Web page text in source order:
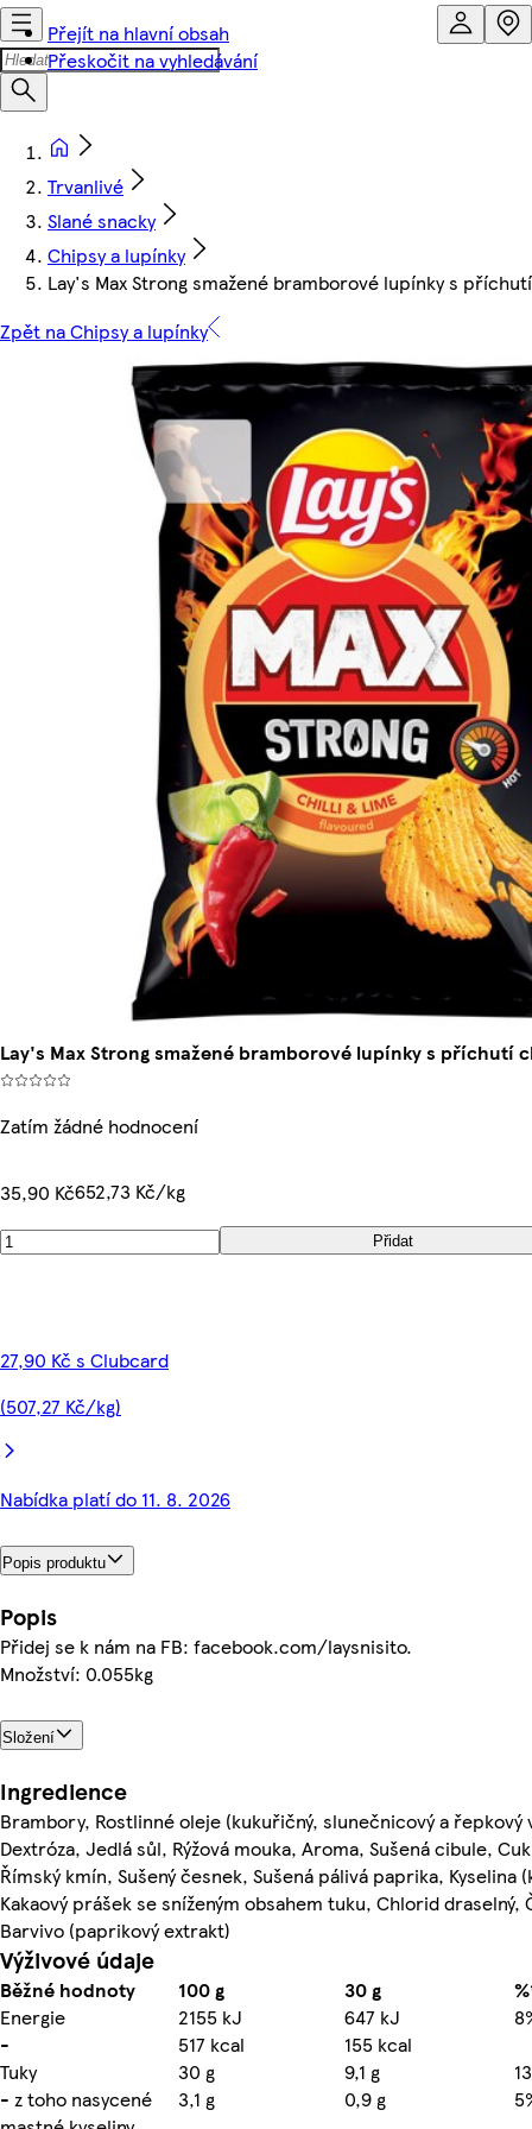
Přejít na hlavní obsah
Přeskočit na vyhledávání
Trvanlivé
Slané snacky
Chipsy a lupínky
Lay's Max Strong smažené bramborové lupínky s
Zpět na Chipsy a lupínky
Lay's Max Strong smažené bramborové lupínky s příchutí
Zatím žádné hodnocení
35,90 Kč652,73 Kč/kg
Přidat
27,90 Kč s Clubcard
(507,27 Kč/kg)
Nabídka platí do 11. 8. 2026
Popis produktu
Popis
Přidej se k nám na FB: facebook.com/laysnisito.
Množství: 0.055kg
Složení
Ingredience
Brambory, Rostlinné oleje (kukuřičný, slunečnicový a
Dextróza, Jedlá sůl, Rýžová mouka, Aroma, Sušená cibule,
Římský kmín, Sušený česnek, Sušená pálivá paprika, Kyselina
Kakaový prášek se sníženým obsahem tuku, Chlorid draselný,
Barvivo (paprikový extrakt)
Výživové údaje
Běžné hodnoty 100 g 30 g
Energie
2155 kJ 647 kJ
-
517 kcal
155 kcal
Tuky
30 g 9,1 g
- z toho nasycené
3,1 g 0,9 g